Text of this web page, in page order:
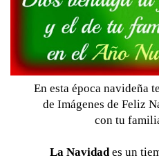
En esta época navideña
de Imágenes de Feliz
con tu
La Navidad es un